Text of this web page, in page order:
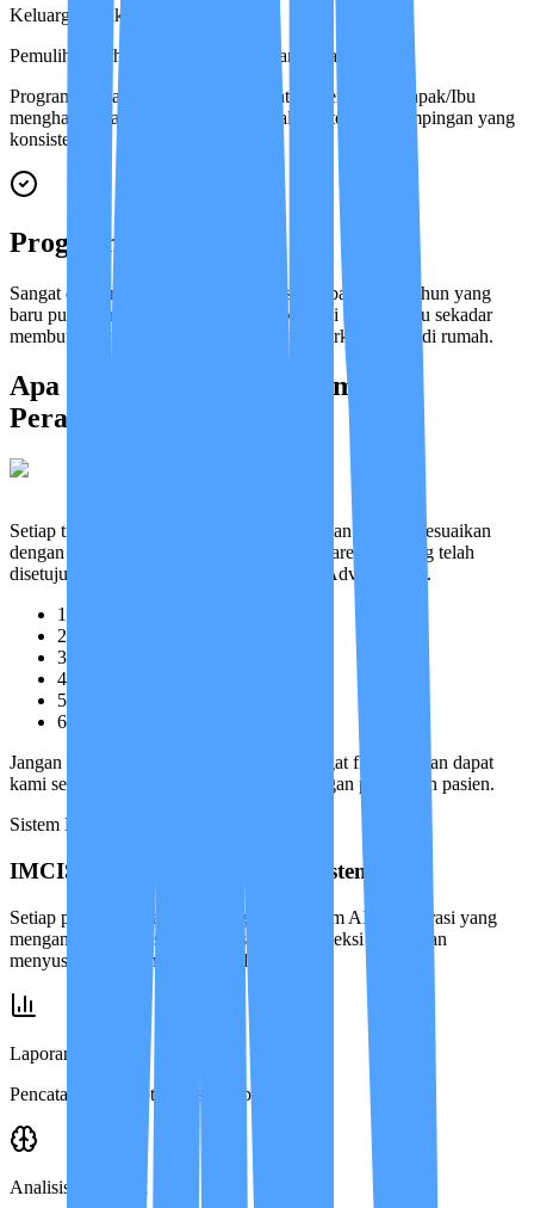
Keluarga sibuk
Pemulihan terhambat tanpa sistem yang jelas
Program ini kami rancang khusus untuk membantu Bapak/Ibu
menghadapi tantangan tersebut, melalui sistem pendampingan yang
konsisten dan terarah.
Program Ini Untuk
Sangat disarankan untuk pasien berusia di bawah 60 tahun yang
baru pulih dari sakit akut, mengidap kondisi kronis, atau sekadar
membutuhkan pendampingan kesehatan berkelanjutan di rumah.
Apa Saja Cakupan Program
Perawatannya?
Setiap tindakan perawatan yang kami berikan selalu disesuaikan
dengan kondisi pasien terkini, mengikuti Care Plan yang telah
disetujui oleh Case Manager dan Medical Advisor kami.
1
2
3
4
5
6
Jangan khawatir, cakupan program ini sangat fleksibel dan dapat
kami sesuaikan seiring dengan perkembangan pemulihan pasien.
Sistem Proteksi Pasien
IMCIS™ — Care Intelligence System
Setiap program perawatan dijaga oleh sistem AI terintegrasi yang
menganalisis kondisi harian pasien, mendeteksi risiko, dan
menyusun rekomendasi Care Plan.
Laporan Harian
Pencatatan klinis otomatis setiap hari.
Analisis Risiko AI